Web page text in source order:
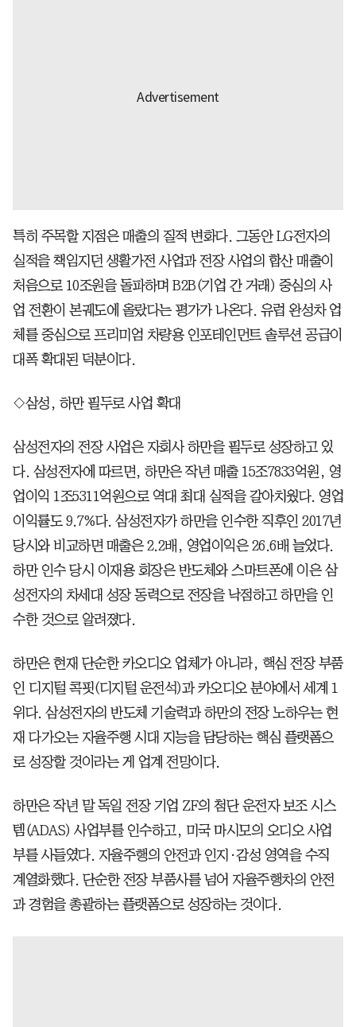
특히 주목할 지점은 매출의 질적 변화다. 그동안 LG전자의
실적을 책임지던 생활가전 사업과 전장 사업의 합산 매출이
처음으로 10조원을 돌파하며 B2B(기업 간 거래) 중심의 사
업 전환이 본궤도에 올랐다는 평가가 나온다. 유럽 완성차 업
체를 중심으로 프리미엄 차량용 인포테인먼트 솔루션 공급이
대폭 확대된 덕분이다.
◇삼성, 하만 필두로 사업 확대
삼성전자의 전장 사업은 자회사 하만을 필두로 성장하고 있
다. 삼성전자에 따르면, 하만은 작년 매출 15조7833억원, 영
업이익 1조5311억원으로 역대 최대 실적을 갈아치웠다. 영업
이익률도 9.7%다. 삼성전자가 하만을 인수한 직후인 2017년
당시와 비교하면 매출은 2.2배, 영업이익은 26.6배 늘었다.
하만 인수 당시 이재용 회장은 반도체와 스마트폰에 이은 삼
성전자의 차세대 성장 동력으로 전장을 낙점하고 하만을 인
수한 것으로 알려졌다.
하만은 현재 단순한 카오디오 업체가 아니라, 핵심 전장 부품
인 디지털 콕핏(디지털 운전석)과 카오디오 분야에서 세계 1
위다. 삼성전자의 반도체 기술력과 하만의 전장 노하우는 현
재 다가오는 자율주행 시대 지능을 담당하는 핵심 플랫폼으
로 성장할 것이라는 게 업계 전망이다.
하만은 작년 말 독일 전장 기업 ZF의 첨단 운전자 보조 시스
템(ADAS) 사업부를 인수하고, 미국 마시모의 오디오 사업
부를 사들였다. 자율주행의 안전과 인지·감성 영역을 수직
계열화했다. 단순한 전장 부품사를 넘어 자율주행차의 안전
과 경험을 총괄하는 플랫폼으로 성장하는 것이다.